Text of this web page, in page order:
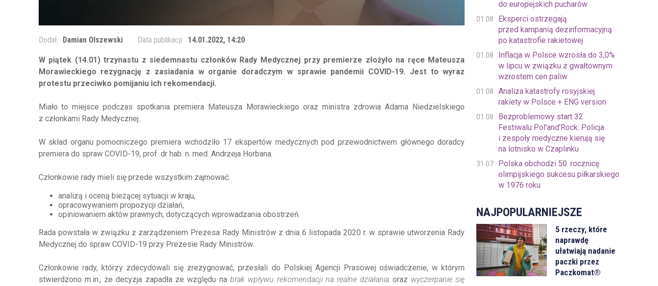
Dodał: Damian Olszewski Data publikacji: 14.01.2022, 14:20
W piątek (14.01) trzynastu z siedemnastu członków Rady Medycznej przy premierze złożyło na ręce Mateusza
Morawieckiego rezygnację z zasiadania w organie doradczym w sprawie pandemii COVID-19. Jest to wyraz
protestu przeciwko pomijaniu ich rekomendacji.
Miało to miejsce podczas spotkania premiera Mateusza Morawieckiego oraz ministra zdrowia Adama Niedzielskiego
z członkami Rady Medycznej.
W skład organu pomocniczego premiera wchodziło 17 ekspertów medycznych pod przewodnictwem głównego doradcy
premiera do spraw COVID-19, prof. dr hab. n. med. Andrzeja Horbana.
Członkowie rady mieli się przede wszystkim zajmować:
analizą i oceną bieżącej sytuacji w kraju,
opracowywaniem propozycji działań,
opiniowaniem aktów prawnych, dotyczących wprowadzania obostrzeń.
Rada powstała w związku z zarządzeniem Prezesa Rady Ministrów z dnia 6 listopada 2020 r. w sprawie utworzenia Rady
Medycznej do spraw COVID-19 przy Prezesie Rady Ministrów.
Członkowie rady, którzy zdecydowali się zrezygnować, przesłali do Polskiej Agencji Prasowej oświadczenie, w którym
stwierdzono m.in., że decyzja zapadła ze względu na brak wpływu rekomendacji na realne działania oraz wyczerpanie się
do europejskich pucharów
01.08
Eksperci ostrzegają
przed kampanią dezinformacyjną
po katastrofie rakietowej
01.08
Inflacja w Polsce wzrosła do 3,0%
w lipcu w związku z gwałtownym
wzrostem cen paliw
01.08
Analiza katastrofy rosyjskiej
rakiety w Polsce + ENG version
01.08
Bezproblemowy start 32.
Festiwalu Pol'and'Rock: Policja
i zespoły medyczne kierują się
na lotnisko w Czaplinku
31.07
Polska obchodzi 50. rocznicę
olimpijskiego sukcesu piłkarskiego
w 1976 roku
NAJPOPULARNIEJSZE
5 rzeczy, które
naprawdę
ułatwiają nadanie
paczki przez
Paczkomat®